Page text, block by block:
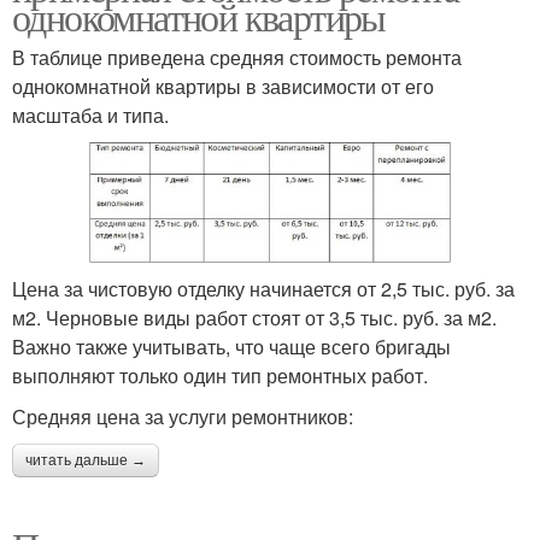
однокомнатной квартиры
В таблице приведена средняя стоимость ремонта
однокомнатной квартиры в зависимости от его
масштаба и типа.
Цена за чистовую отделку начинается от 2,5 тыс. руб. за
м2. Черновые виды работ стоят от 3,5 тыс. руб. за м2.
Важно также учитывать, что чаще всего бригады
выполняют только один тип ремонтных работ.
Средняя цена за услуги ремонтников:
читать дальше →